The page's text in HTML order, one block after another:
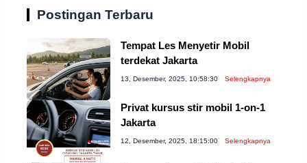
Postingan Terbaru
Tempat Les Menyetir Mobil
terdekat Jakarta
13, Desember, 2025, 10:58:30 Selengkapnya
Privat kursus stir mobil 1-on-1
Jakarta
12, Desember, 2025, 18:15:00 Selengkapnya